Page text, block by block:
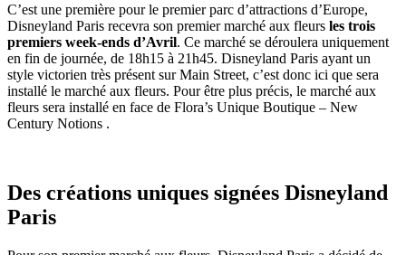
C’est une première pour le premier parc d’attractions d’Europe,
Disneyland Paris recevra son premier marché aux fleurs les trois
premiers week-ends d’Avril. Ce marché se déroulera uniquement
en fin de journée, de 18h15 à 21h45. Disneyland Paris ayant un
style victorien très présent sur Main Street, c’est donc ici que sera
installé le marché aux fleurs. Pour être plus précis, le marché aux
fleurs sera installé en face de Flora’s Unique Boutique – New
Century Notions .
Des créations uniques signées Disneyland
Paris